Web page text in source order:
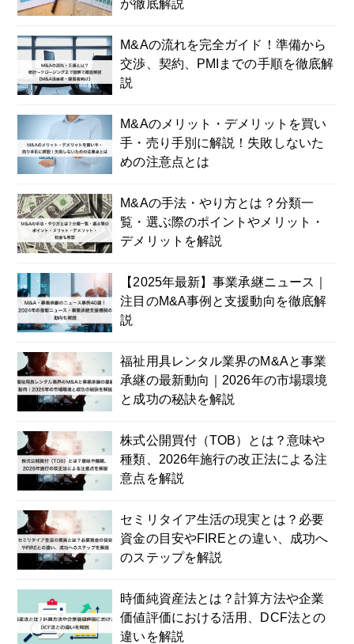
が徹底解説
M&Aの流れを完全ガイド！準備から
交渉、契約、PMIまでの手順を徹底解
説
M&Aのメリット・デメリットを買い
手・売り手別に解説！失敗しないた
めの注意点とは
M&Aの手法・やり方とは？分類一
覧・選ぶ際のポイントやメリット・
デメリットを解説
【2025年最新】事業承継ニュース｜
注目のM&A事例と支援動向を徹底解
説
福祉用具レンタル業界のM&Aと事業
承継の最新動向｜2026年の市場環境
と成功の秘訣を解説
株式公開買付（TOB）とは？意味や
種類、2026年施行の改正法による注
意点を解説
セミリタイア生活の現実とは？必要
資金の目安やFIREとの違い、成功へ
のステップを解説
時価純資産法とは？計算方法や企業
価値評価における活用、DCF法との
違いを解説